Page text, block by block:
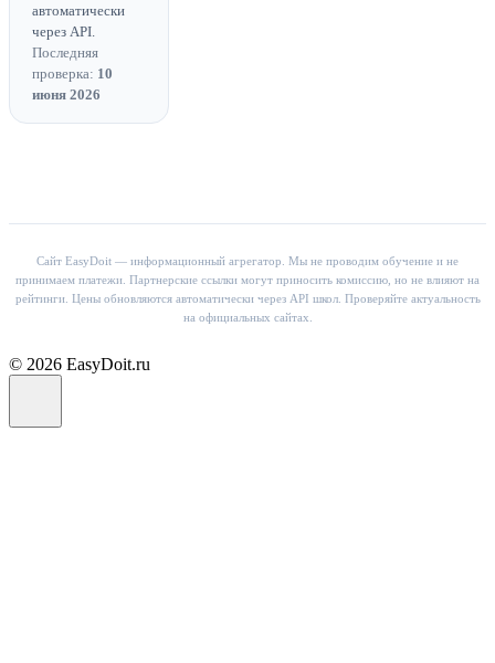
автоматически
через API.
Последняя
проверка: 10
июня 2026
Сайт EasyDoit — информационный агрегатор. Мы не проводим обучение и не
принимаем платежи. Партнерские ссылки могут приносить комиссию, но не влияют на
рейтинги. Цены обновляются автоматически через API школ. Проверяйте актуальность
на официальных сайтах.
© 2026 EasyDoit.ru